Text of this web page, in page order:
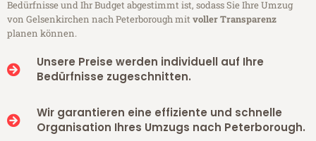
Bedürfnisse und Ihr Budget abgestimmt ist, sodass Sie Ihre Umzug
von Gelsenkirchen nach Peterborough mitvoller Transparenz
planen können.
Unsere Preise werden individuell auf Ihre
Bedürfnisse zugeschnitten.
Wir garantieren eine effiziente und schnelle
Organisation Ihres Umzugs nach Peterborough.